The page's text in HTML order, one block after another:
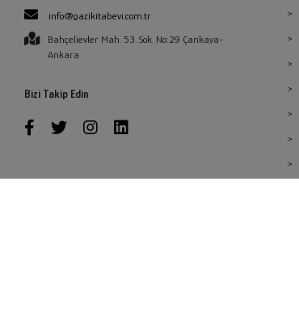
info@gazikitabevi.com.tr
Bahçelievler Mah. 53. Sok. No:29 Çankaya-
Ankara
Bizi Takip Edin